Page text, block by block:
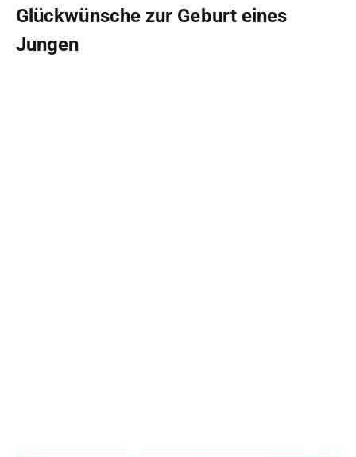
Glückwünsche zur Geburt eines
Jungen